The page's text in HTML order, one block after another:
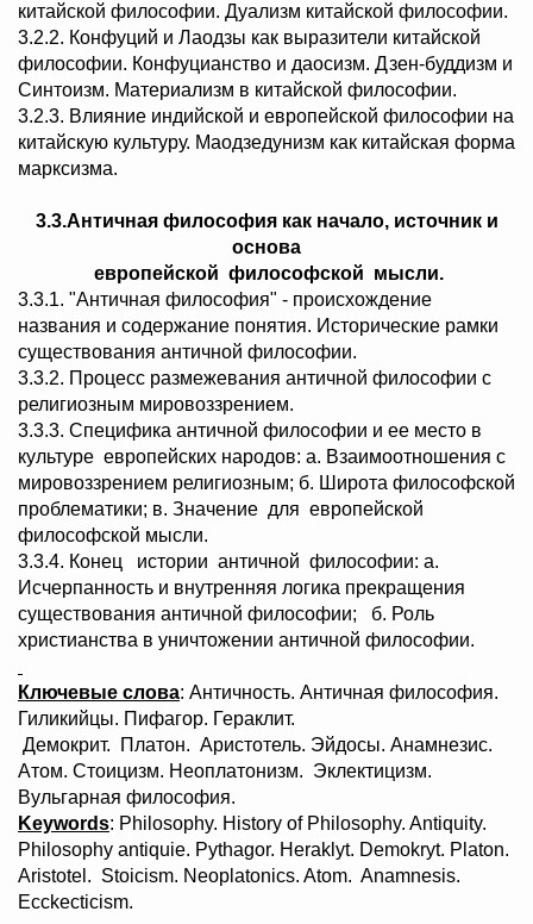
китайской философии. Дуализм китайской философии.
3.2.2. Конфуций и Лаодзы как выразители китайской
философии. Конфуцианство и даосизм. Дзен-буддизм и
Синтоизм. Материализм в китайской философии.
3.2.3. Влияние индийской и европейской философии на
китайскую культуру. Маодзедунизм как китайская форма
марксизма.
3.3.Античная философия как начало, источник и
основа
европейской философской мысли.
3.3.1. "Античная философия" - происхождение
названия и содержание понятия. Исторические рамки
существования античной философии.
3.3.2. Процесс размежевания античной философии с
религиозным мировоззрением.
3.3.3. Специфика античной философии и ее место в
культуре европейских народов: а. Взаимоотношения с
мировоззрением религиозным; б. Широта философской
проблематики; в. Значение для европейской
философской мысли.
3.3.4. Конец истории античной философии: а.
Исчерпанность и внутренняя логика прекращения
существования античной философии; б. Роль
христианства в уничтожении античной философии.
Ключевые слова: Античность. Античная философия.
Гиликийцы. Пифагор. Гераклит.
Демокрит. Платон. Аристотель. Эйдосы. Анамнезис.
Атом. Стоицизм. Неоплатонизм. Эклектицизм.
Вульгарная философия.
Keywords: Philosophy. History of Philosophy. Antiquity.
Philosophy antiquie. Pythagor. Heraklyt. Demokryt. Platon.
Aristotel. Stoicism. Neoplatonics. Atom. Anamnesis.
Ecckecticism.